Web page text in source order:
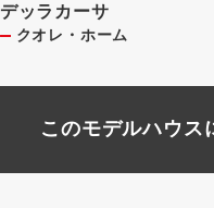
デッラカーサ
クオレ・ホーム
このモデルハウス